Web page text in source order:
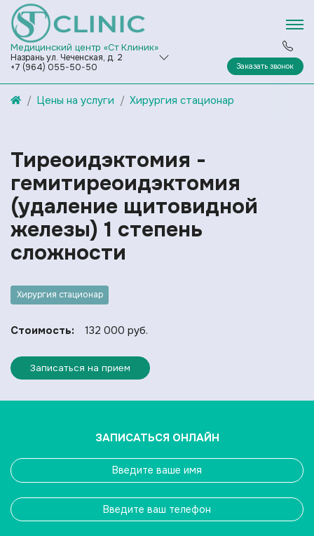
Медицинский центр «Ст Клиник»
Назрань ул. Чеченская, д. 2
+7 (964) 055-50-50
Заказать звонок
Цены на услуги Хирургия стационар
Тиреоидэктомия -
гемитиреоидэктомия
(удаление щитовидной
железы) 1 степень
сложности
Хирургия стационар
Стоимость: 132 000 руб.
Записаться на прием
ЗАПИСАТЬСЯ ОНЛАЙН